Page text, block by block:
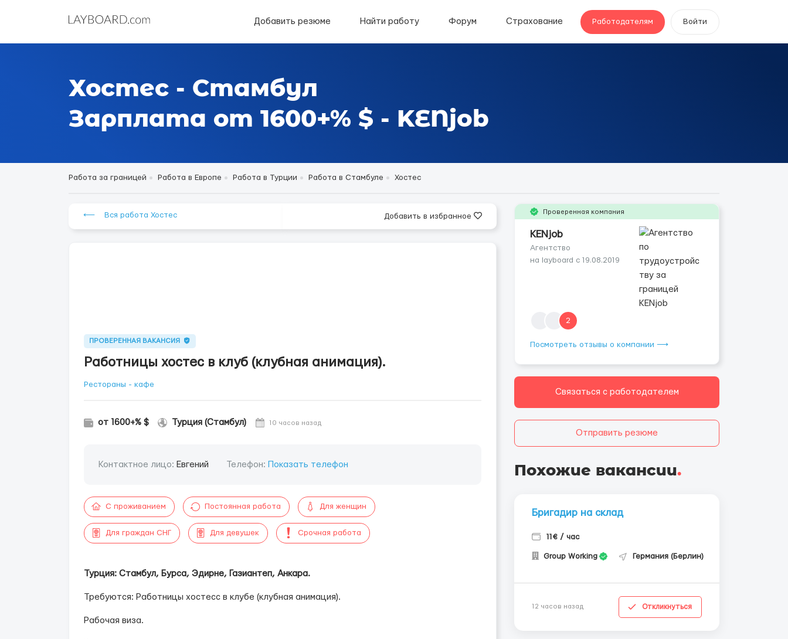
Добавить резюме Найти работу Форум Страхование Работодателям Войти
Хостес - Стамбул
Зарплата от 1600+% $ - KENjob
Работа за границей Работа в Европе Работа в Турции Работа в Стамбуле Хостес
⟵ Вся работа Хостес Добавить в избранное
ПРОВЕРЕННАЯ ВАКАНСИЯ
Работницы хостес в клуб (клубная анимация).
Рестораны - кафе
от 1600+% $ Турция (Стамбул) 10 часов назад
Контактное лицо: Евгений Телефон: Показать телефон
С проживанием Постоянная работа Для женщин
Для граждан СНГ Для девушек Срочная работа
Турция: Стамбул, Бурса, Эдирне, Газиантеп, Анкара.
Требуются: Работницы хостесc в клубе (клубная анимация).
Рабочая виза.
Проверенная компания
KENjob
Агентство
на layboard с 19.08.2019
2
Посмотреть отзывы о компании ⟶
Связаться с работодателем
Отправить резюме
Похожие вакансии.
Бригадир на склад
11€ / час
Group Working Германия (Берлин)
12 часов назад Откликнуться